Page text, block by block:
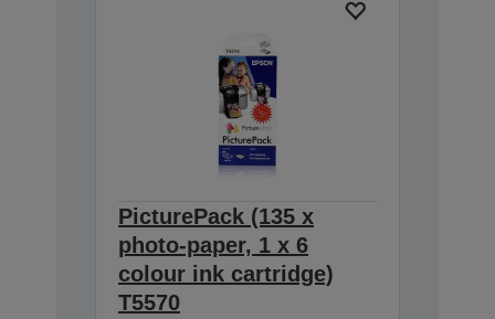
PicturePack (135 x
photo-paper, 1 x 6
colour ink cartridge)
T5570